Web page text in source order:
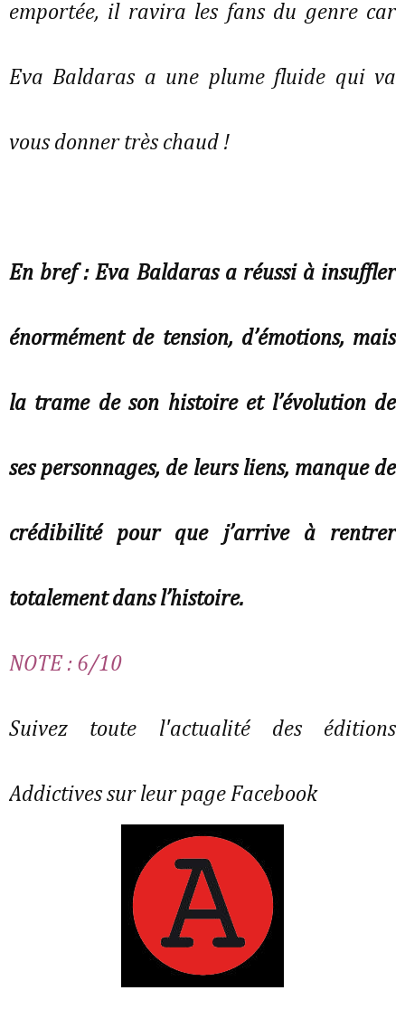
emportée, il ravira les fans du genre car
Eva Baldaras a une plume fluide qui va
vous donner très chaud !
En bref : Eva Baldaras a réussi à insuffler
énormément de tension, d’émotions, mais
la trame de son histoire et l’évolution de
ses personnages, de leurs liens, manque de
crédibilité pour que j’arrive à rentrer
totalement dans l’histoire.
NOTE : 6/10
Suivez toute l'actualité des éditions
Addictives sur leur page Facebook